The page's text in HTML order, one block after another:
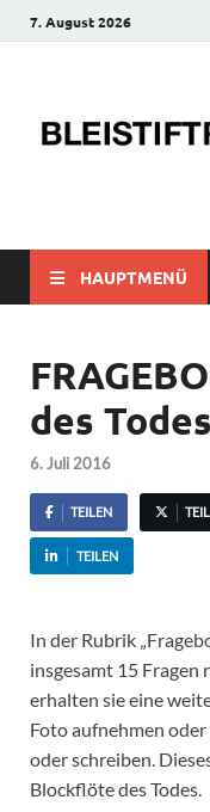
7. August 2026
HAUPTMENÜ
des Todes
6. Juli 2016
TEILEN
TEILEN
In der Rubrik
insgesamt 15 Fragen
erhalten sie eine
Foto aufnehmen
oder schreiben.
Blockflöte des Todes.